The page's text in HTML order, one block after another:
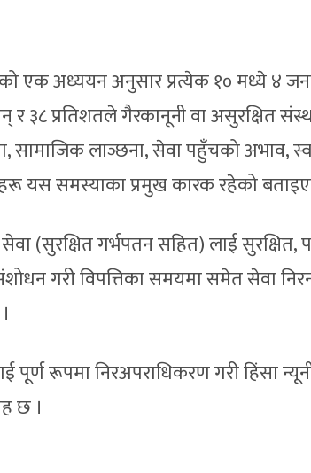
एक अध्ययन अनुसार प्रत्येक १० मध्ये ४
३८ प्रतिशतले गैरकानूनी वा असुरक्षित
सामाजिक लाञ्छना, सेवा पहुँचको अभाव,
यस समस्याका प्रमुख कारक रहेको
सेवा (सुरक्षित गर्भपतन सहित) लाई
गरी विपत्तिका समयमा समेत सेवा
पूर्ण रूपमा निरअपराधिकरण गरी हिंसा
छ ।